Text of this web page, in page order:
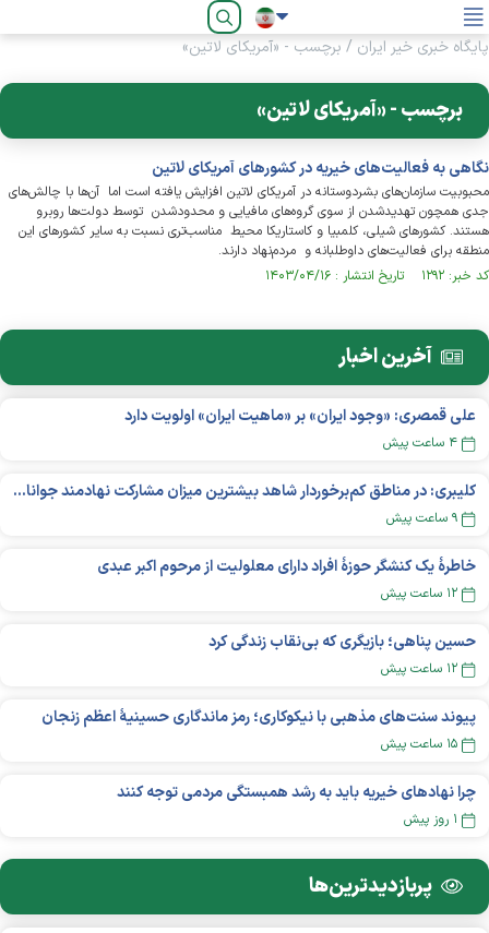
فارسی
پایگاه خبری خیر ایران / برچسب - «آمریکای لاتین»
برچسب - «آمریکای لاتین»
نگاهی به فعالیت‌های خیریه در کشورهای آمریکای لاتین
محبوبیت سازمان‌های بشردوستانه در آمریکای لاتین افزایش یافته است اما آن‌ها با چالش‌های
جدی همچون تهدیدشدن از سوی گروه‌های مافیایی و محدودشدن توسط دولت‌ها روبرو
هستند. کشورهای شیلی، کلمبیا و کاستاریکا محیط مناسب‌تری نسبت به سایر کشورهای این
منطقه برای فعالیت‌های داوطلبانه و مردم‌نهاد دارند.
کد خبر: ۱۲۹۲ تاریخ انتشار : ۱۴۰۳/۰۴/۱۶
آخرین اخبار
علی قمصری: «وجود ایران» بر «ماهیت ایران» اولویت دارد
۴ ساعت پیش
کلیبری: در مناطق کم‌برخوردار شاهد بیشترین میزان مشارکت نهادمند جوانان هستیم
۹ ساعت پیش
خاطرۀ یک کنشگر حوزۀ افراد دارای معلولیت از مرحوم اکبر عبدی
۱۲ ساعت پیش
حسین پناهی؛ بازیگری که بی‌نقاب زندگی کرد
۱۲ ساعت پیش
پیوند سنت‌های مذهبی با نیکوکاری؛ رمز ماندگاری حسینیهٔ اعظم زنجان
۱۵ ساعت پیش
چرا نهادهای خیریه باید به رشد همبستگی مردمی توجه کنند
۱ روز پیش
پربازدید‌ترین‌ها